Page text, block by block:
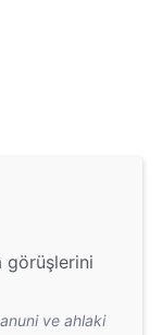
görüşlerini
ve ahlaki